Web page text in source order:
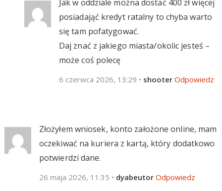
Jak w oddziale można dostać 400 zł więcej
posiadająć kredyt ratalny to chyba warto
się tam pofatygować.
Daj znać z jakiego miasta/okolic jesteś –
może coś polecę
6 czerwca 2026, 13:29 • shooter Odpowiedz
Złożyłem wniosek, konto założone online, mam
oczekiwać na kuriera z kartą, który dodatkowo
potwierdzi dane.
26 maja 2026, 11:35 • dyabeutor Odpowiedz